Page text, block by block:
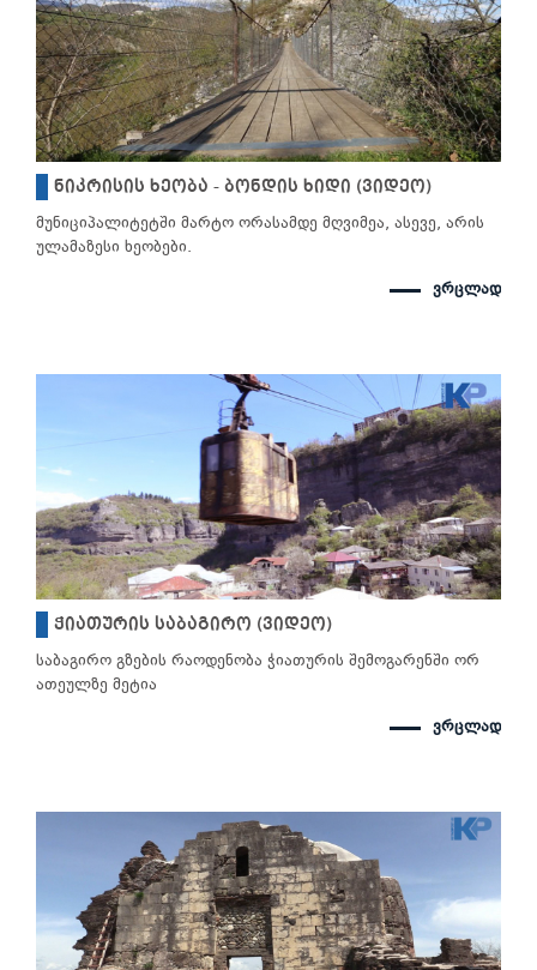
ნიკრისის ხეობა - ბონდის ხიდი (ვიდეო)
მუნიციპალიტეტში მარტო ორასამდე მღვიმეა, ასევე, არის
ულამაზესი ხეობები.
ვრცლად
ჭიათურის საბაგირო (ვიდეო)
საბაგირო გზების რაოდენობა ჭიათურის შემოგარენში ორ
ათეულზე მეტია
ვრცლად